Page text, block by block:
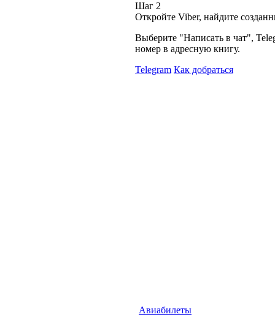
Шаг 2
Откройте Viber, найдите
Выберите "Написать в чат",
номер в адресную книгу.
Telegram Как добраться
Авиабилеты